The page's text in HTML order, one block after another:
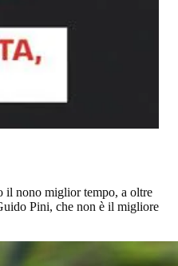
il nono miglior tempo, a oltre
Pini, che non è il migliore